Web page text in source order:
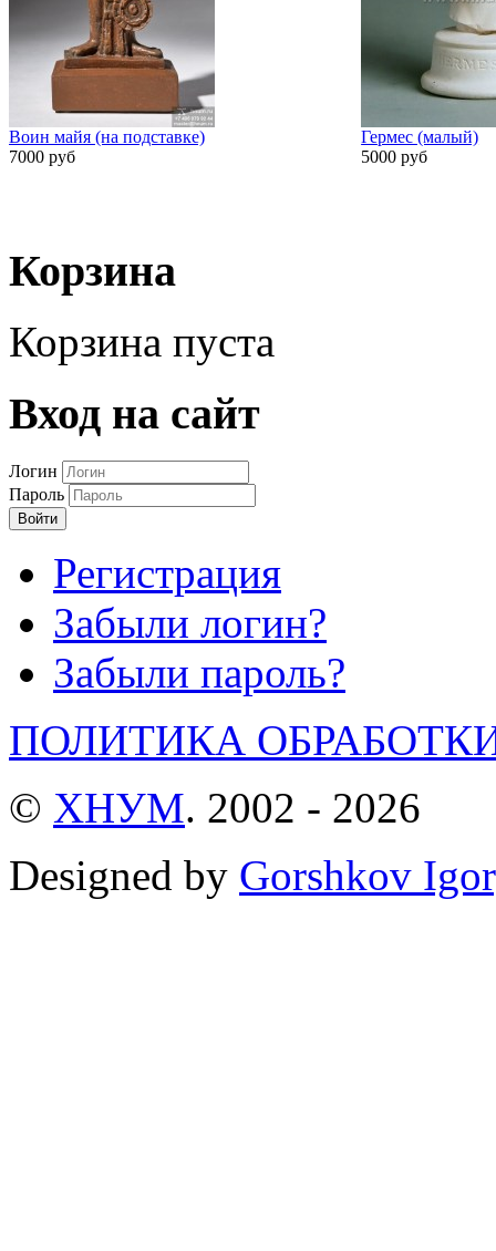
Воин майя (на подставке)
7000 руб
Гермес (малый)
5000 руб
Корзина
Корзина пуста
Вход на сайт
Логин
Пароль
Войти
Регистрация
Забыли логин?
Забыли пароль?
ПОЛИТИКА
© ХНУМ. 2002 - 2026
Designed by Gorshkov Igor